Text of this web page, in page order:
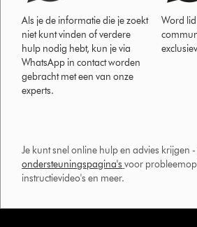
Als je de informatie die je zoekt
niet kunt vinden of verdere
hulp nodig hebt, kun je via
WhatsApp in contact worden
gebracht met een van onze
experts.
Word
Je kunt snel online hulp en advies krijgen
ondersteuningspagina's voor
instructievideo's en meer.